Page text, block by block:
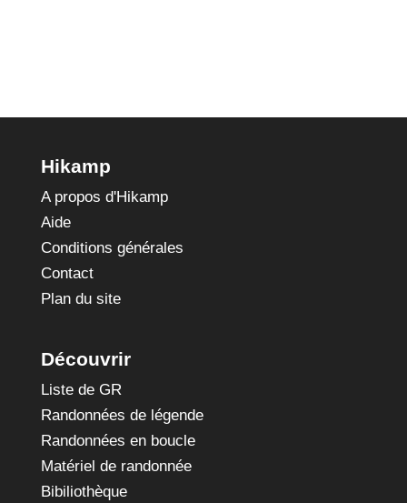
Hikamp
A propos d'Hikamp
Aide
Conditions générales
Contact
Plan du site
Découvrir
Liste de GR
Randonnées de légende
Randonnées en boucle
Matériel de randonnée
Bibiliothèque